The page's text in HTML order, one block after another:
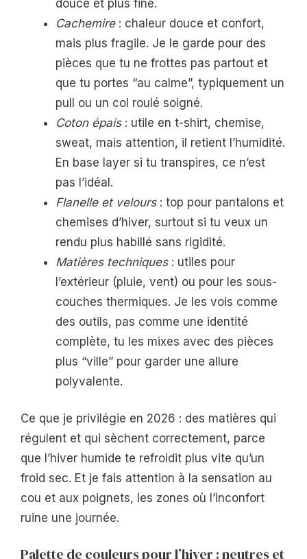
douce et plus fine.
Cachemire: chaleur douce et confort,
mais plus fragile. Je le garde pour des
pièces que tu ne frottes pas partout et
que tu portes “au calme”, typiquement un
pull ou un col roulé soigné.
Coton épais: utile en t-shirt, chemise,
sweat, mais attention, il retient l’humidité.
En base layer si tu transpires, ce n’est
pas l’idéal.
Flanelle et velours: top pour pantalons et
chemises d’hiver, surtout si tu veux un
rendu plus habillé sans rigidité.
Matières techniques: utiles pour
l’extérieur (pluie, vent) ou pour les sous-
couches thermiques. Je les vois comme
des outils, pas comme une identité
complète, tu les mixes avec des pièces
plus “ville” pour garder une allure
polyvalente.
Ce que je privilégie en 2026 : des matières qui
régulent et qui sèchent correctement, parce
que l’hiver humide te refroidit plus vite qu’un
froid sec. Et je fais attention à la sensation au
cou et aux poignets, les zones où l’inconfort
ruine une journée.
Palette de couleurs pour l’hiver : neutres et